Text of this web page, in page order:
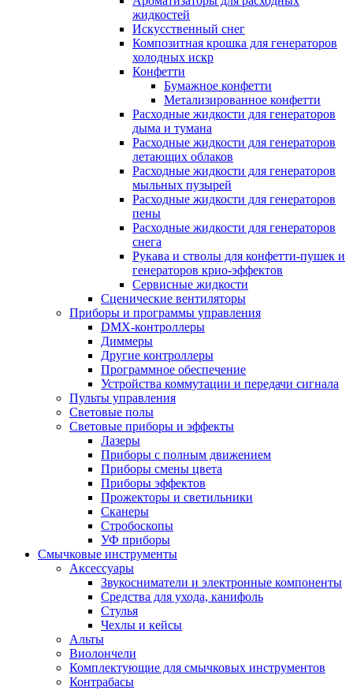
жидкостей
Искусственный снег
Композитная крошка для генераторов
холодных искр
Конфетти
Бумажное конфетти
Метализированное конфетти
Расходные жидкости для генераторов
дыма и тумана
Расходные жидкости для генераторов
летающих облаков
Расходные жидкости для генераторов
мыльных пузырей
Расходные жидкости для генераторов
пены
Расходные жидкости для генераторов
снега
Рукава и стволы для конфетти-пушек и
генераторов крио-эффектов
Сервисные жидкости
Сценические вентиляторы
Приборы и программы управления
DMX-контроллеры
Диммеры
Другие контроллеры
Программное обеспечение
Устройства коммутации и передачи сигнала
Пульты управления
Световые полы
Световые приборы и эффекты
Лазеры
Приборы с полным движением
Приборы смены цвета
Приборы эффектов
Прожекторы и светильники
Сканеры
Стробоскопы
УФ приборы
Смычковые инструменты
Аксессуары
Звукосниматели и электронные компоненты
Средства для ухода, канифоль
Стулья
Чехлы и кейсы
Альты
Виолончели
Комплектующие для смычковых инструментов
Контрабасы